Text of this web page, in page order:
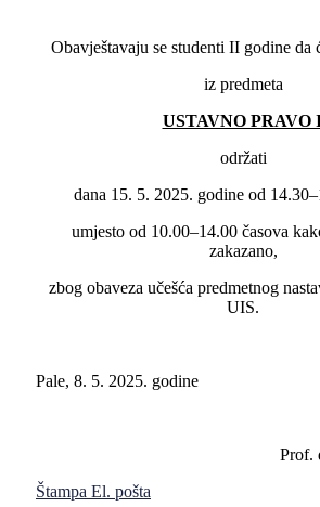
Obavještavaju se studenti II godine da
iz predmeta
USTAVNO PRAVO
održati
dana 15. 5. 2025. godine od
umjesto od 10.00–14.00 časova
zakazano,
zbog obaveza učešća predmetnog
UIS.
Pale, 8. 5. 2025. godine
Prof.
Štampa El. pošta